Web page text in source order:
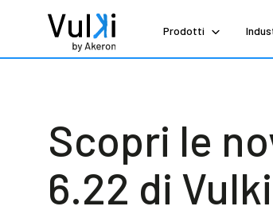
Prodotti
Scopri le
6.22 di